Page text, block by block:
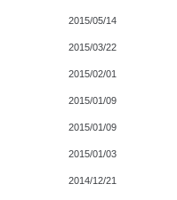
2015/05/14
2015/03/22
2015/02/01
2015/01/09
2015/01/09
2015/01/03
2014/12/21